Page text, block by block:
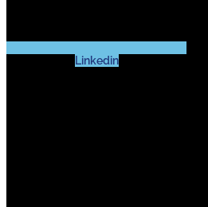
Linkedin